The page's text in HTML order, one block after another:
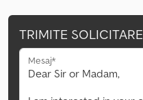
TRIMITE SOLICITARE
Mesaj*